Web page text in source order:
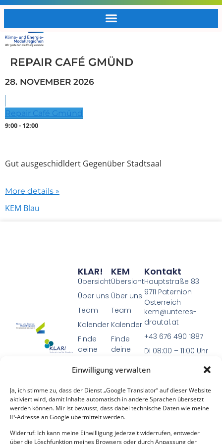
Einwilligung verwalten
Ja, ich stimme zu, dass der Dienst „Google Translator“ auf dieser Website
aktiviert wird, damit Inhalte automatisch in andere Sprachen übersetzt
werden können. Mir ist bewusst, dass dabei technische Daten wie meine
IP-Adresse an Google übermittelt werden.
Widerruf: Ich kann meine Einwilligung jederzeit widerrufen, entweder
über die Löschfunktion meines Browsers oder durch Anpassung der
REPAIR CAFÉ GMÜND
28. NOVEMBER 2026
Repair Café Gmünd
9:00 - 12:00
Gut ausgeschidldert Gegenüber Stadtsaal
More details »
KEM Blau
KEM (Klima- und
Energie-
Modellregionen)
undKLAR!
KEM
Übersicht
Über uns
Team
Kalender
Finde
deine
Projekte
Weitere
Infos
KLAR!
Übersicht
Über uns
Team
Kalender
Finde
deine
Projekte
Weitere
Infos
Kontakt
Hauptstraße 83
9711 Paternion
Österreich
kem@unteres-
drautal.at
+43 676 490 1887
DI 08:00 – 11:00 Uhr